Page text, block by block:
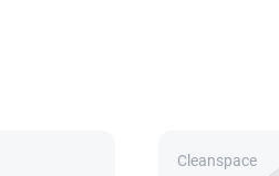
Cleanspace